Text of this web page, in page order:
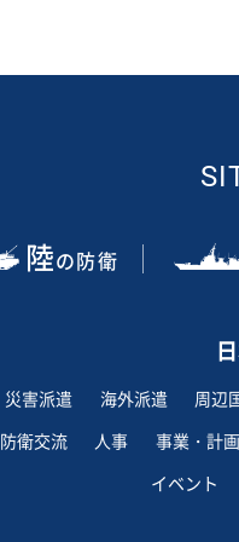
陸の防衛
災害派遣 海外派遣 周辺
防衛交流
人事 事業・計画
イベント